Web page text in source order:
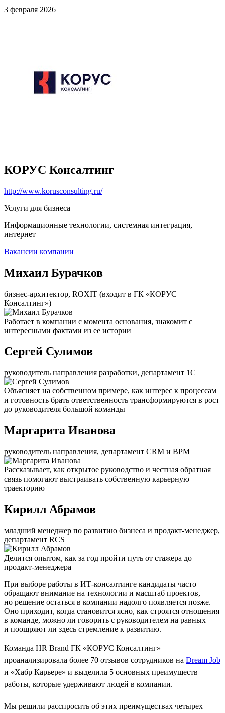
3 февраля 2026
КОРУС Консалтинг
http://www.korusconsulting.ru/
Услуги для бизнеса
Информационные технологии, системная интеграция,
интернет
Вакансии компании
Михаил Бурачков
бизнес-архитектор, ROXIT (входит в ГК «КОРУС
Консалтинг»)
Работает в компании с момента основания, знакомит с
интересными фактами из ее истории
Сергей Сулимов
руководитель направления разработки, департамент 1С
Объясняет на собственном примере, как интерес к процессам
и готовность брать ответственность трансформируются в рост
до руководителя большой команды
Маргарита Иванова
руководитель направления, департамент CRM и BPM
Рассказывает, как открытое руководство и честная обратная
связь помогают выстраивать собственную карьерную
траекторию
Кирилл Абрамов
младший менеджер по развитию бизнеса и продакт-менеджер,
департамент RCS
Делится опытом, как за год пройти путь от стажера до
продакт-менеджера
При выборе работы в ИТ-консалтинге кандидаты часто
обращают внимание на технологии и масштаб проектов,
но решение остаться в компании надолго появляется позже.
Оно приходит, когда становится ясно, как строятся отношения
в команде, можно ли говорить с руководителем на равных
и поощряют ли здесь стремление к развитию.
Команда HR Brand ГК «КОРУС Консалтинг»
проанализировала более 70 отзывов сотрудников на Dream Job
и «Хабр Карьере» и выделила 5 основных преимуществ
работы, которые удерживают людей в компании.
Мы решили расспросить об этих преимуществах четырех